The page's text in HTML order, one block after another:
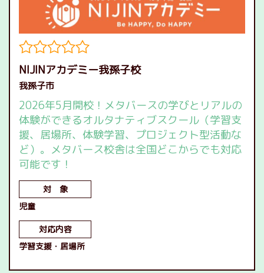
NIJINアカデミー我孫子校
我孫子市
2026年5月開校！メタバースの学びとリアルの
体験ができるオルタナティブスクール（学習支
援、居場所、体験学習、プロジェクト型活動な
ど）。メタバース校舎は全国どこからでも対応
可能です！
対 象
児童
対応内容
学習支援
居場所